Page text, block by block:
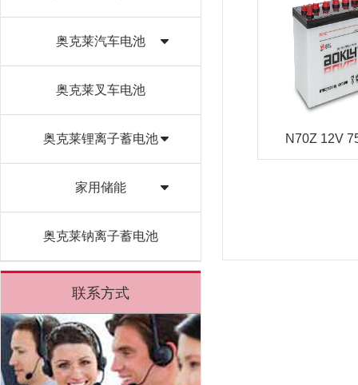
奥克莱汽车电池
奥克莱叉车电池
奥克莱锂离子蓄电池
家用储能
奥克莱钠离子蓄电池
联系方式
N70Z 12V